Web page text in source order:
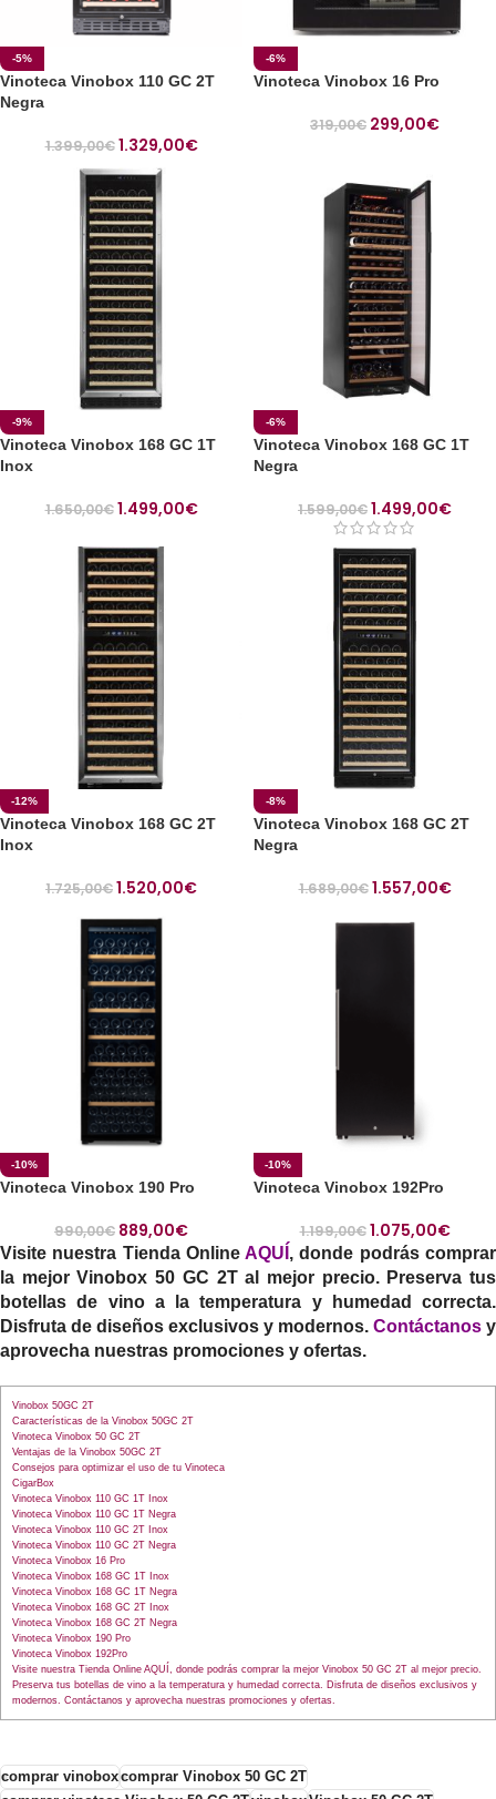
-5%
Vinoteca Vinobox 110 GC 2T
Negra
1.399,00€ 1.329,00€
-6%
Vinoteca Vinobox 16 Pro
319,00€ 299,00€
-9%
Vinoteca Vinobox 168 GC 1T
Inox
1.650,00€ 1.499,00€
-6%
Vinoteca Vinobox 168 GC 1T
Negra
1.599,00€1.499,00€
-12%
Vinoteca Vinobox 168 GC 2T
Inox
1.725,00€1.520,00€
-8%
Vinoteca Vinobox 168 GC 2T
Negra
1.689,00€ 1.557,00€
-10%
Vinoteca Vinobox 190 Pro
990,00€ 889,00€
-10%
Vinoteca Vinobox 192Pro
1.199,00€ 1.075,00€
Visite nuestra Tienda OnlineAQUÍ , donde podrás comprar
la mejorVinobox 50 GC 2Tal mejor precio. Preserva tus
botellas de vino a la temperatura y humedad correcta.
Disfruta de diseños exclusivos y modernos. Contáctanos y
aprovecha nuestras promociones y ofertas.
Vinobox 50GC 2T
Características de la Vinobox 50GC 2T
Vinoteca Vinobox 50 GC 2T
Ventajas de la Vinobox 50GC 2T
Consejos para optimizar el uso de tu Vinoteca
CigarBox
Vinoteca Vinobox 110 GC 1T Inox
Vinoteca Vinobox 110 GC 1T Negra
Vinoteca Vinobox 110 GC 2T Inox
Vinoteca Vinobox 110 GC 2T Negra
Vinoteca Vinobox 16 Pro
Vinoteca Vinobox 168 GC 1T Inox
Vinoteca Vinobox 168 GC 1T Negra
Vinoteca Vinobox 168 GC 2T Inox
Vinoteca Vinobox 168 GC 2T Negra
Vinoteca Vinobox 190 Pro
Vinoteca Vinobox 192Pro
Visite nuestra Tienda Online AQUÍ, donde podrás comprar la mejor Vinobox 50 GC 2T al mejor precio.
Preserva tus botellas de vino a la temperatura y humedad correcta. Disfruta de diseños exclusivos y
modernos. Contáctanos y aprovecha nuestras promociones y ofertas.
comprar vinoboxcomprar Vinobox 50 GC 2T